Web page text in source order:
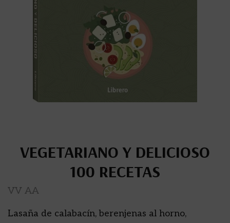
VEGETARIANO Y DELICIOSO
100 RECETAS
VV AA
Lasaña de calabacín, berenjenas al horno,